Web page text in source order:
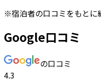
※宿泊者の口コミをもと
Google口コミ
の口コミ
4.3